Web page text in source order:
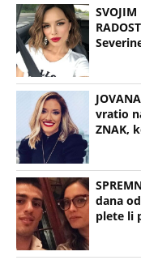
SVOJIM
vratio
ZNAK,
dana
plete li